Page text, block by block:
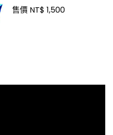
售價 NT$ 1,500